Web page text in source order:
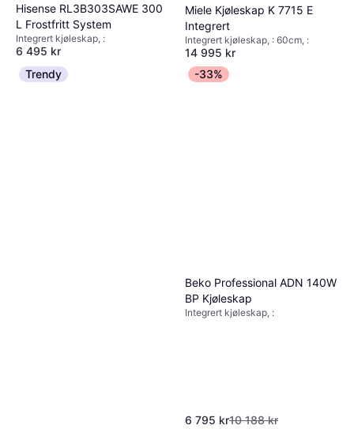
Hisense RL3B303SAWE 300
L Frostfritt System
Integrert kjøleskap, :
6 495 kr
Miele Kjøleskap K 7715 E
Integrert
Integrert kjøleskap, : 60cm, :
14 995 kr
6 butikker
Trendy -33%
Beko Professional ADN 140W
BP Kjøleskap
Integrert kjøleskap, :
6 795 kr10 188 kr